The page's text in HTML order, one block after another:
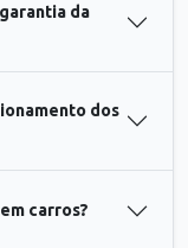
da
dos
carros?